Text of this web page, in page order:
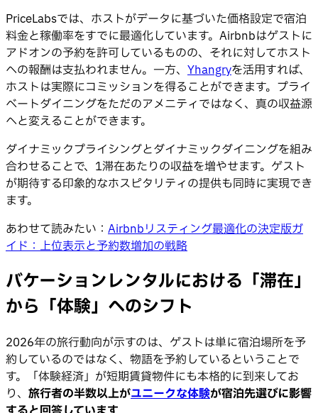
PriceLabsでは、ホストがデータに基づいた価格設定で宿泊
料金と稼働率をすでに最適化しています。Airbnbはゲストに
アドオンの予約を許可しているものの、それに対してホスト
への報酬は支払われません。一方、 Yhangryを活用すれば、
ホストは実際にコミッションを得ることができます。プライ
ベートダイニングをただのアメニティではなく、真の収益源
へと変えることができます。
ダイナミックプライシングとダイナミックダイニングを組み
合わせることで、1滞在あたりの収益を増やせます。ゲスト
が期待する印象的なホスピタリティの提供も同時に実現でき
ます。
あわせて読みたい： Airbnbリスティング最適化の決定版ガ
イド：上位表示と予約数増加の戦略
バケーションレンタルにおける「滞在」
から「体験」へのシフト
2026年の旅行動向が示すのは、ゲストは単に宿泊場所を予
約しているのではなく、物語を予約しているということで
す。「体験経済」が短期賃貸物件にも本格的に到来してお
り、 旅行者の半数以上がユニークな体験が宿泊先選びに影響